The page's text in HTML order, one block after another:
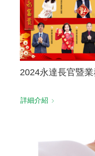
2024永達長官暨
詳細介紹